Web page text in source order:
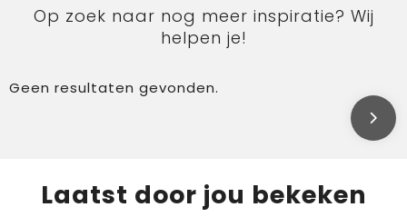
Op zoek naar nog meer inspiratie? Wij
helpen je!
Geen resultaten gevonden.
Laatst door jou bekeken